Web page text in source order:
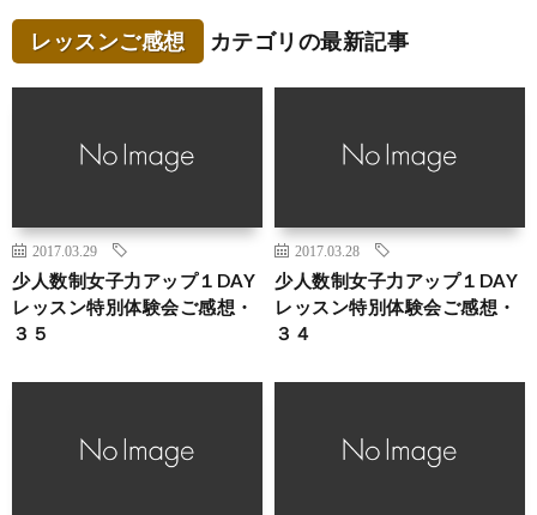
レッスンご感想 カテゴリの最新記事
2017.03.29
少人数制女子力アップ１DAY
レッスン特別体験会ご感想・
３５
2017.03.28
少人数制女子力アップ１DAY
レッスン特別体験会ご感想・
３４